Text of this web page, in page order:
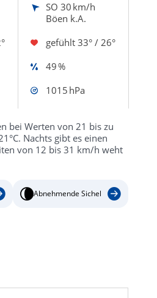
SO 30 km/h
Böen k.A.
gefühlt 33° / 26°
49 %
1015 hPa
bei Werten von 21 bis zu
Nachts gibt es einen
von 12 bis 31 km/h weht
Abnehmende Sichel